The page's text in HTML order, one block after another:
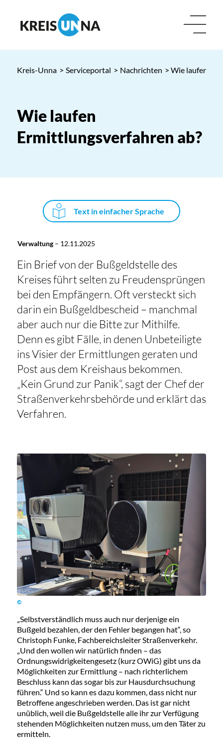
Kreis-Unna > Serviceportal > Nachrichten > Wie laufen
Wie laufen
Ermittlungsverfahren ab?
Text in einfacher Sprache
Verwaltung– 12.11.2025
Ein Brief von der Bußgeldstelle des
Kreises führt selten zu Freudensprüngen
bei den Empfängern. Oft versteckt sich
darin ein Bußgeldbescheid – manchmal
aber auch nur die Bitte zur Mithilfe.
Denn es gibt Fälle, in denen Unbeteiligte
ins Visier der Ermittlungen geraten und
Post aus dem Kreishaus bekommen.
„Kein Grund zur Panik“, sagt der Chef der
Straßenverkehrsbehörde und erklärt das
Verfahren.
©
„Selbstverständlich muss auch nur derjenige ein
Bußgeld bezahlen, der den Fehler begangen hat“, so
Christoph Funke, Fachbereichsleiter Straßenverkehr.
„Und den wollen wir natürlich finden – das
Ordnungswidrigkeitengesetz (kurz OWiG) gibt uns da
Möglichkeiten zur Ermittlung – nach richterlichem
Beschluss kann das sogar bis zur Hausdurchsuchung
führen.“ Und so kann es dazu kommen, dass nicht nur
Betroffene angeschrieben werden. Das ist gar nicht
unüblich, weil die Bußgeldstelle alle ihr zur Verfügung
stehenden Möglichkeiten nutzen muss, um den Täter zu
ermitteln.